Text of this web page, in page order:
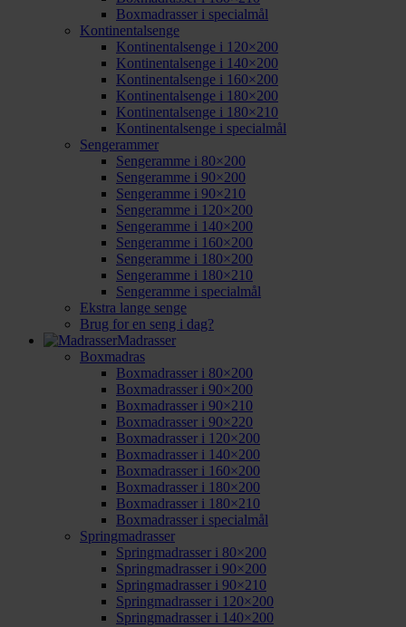
Boxmadrasser i specialmål
Kontinentalsenge
Kontinentalsenge i 120×200
Kontinentalsenge i 140×200
Kontinentalsenge i 160×200
Kontinentalsenge i 180×200
Kontinentalsenge i 180×210
Kontinentalsenge i specialmål
Sengerammer
Sengeramme i 80×200
Sengeramme i 90×200
Sengeramme i 90×210
Sengeramme i 120×200
Sengeramme i 140×200
Sengeramme i 160×200
Sengeramme i 180×200
Sengeramme i 180×210
Sengeramme i specialmål
Ekstra lange senge
Brug for en seng i dag?
Madrasser
Boxmadras
Boxmadrasser i 80×200
Boxmadrasser i 90×200
Boxmadrasser i 90×210
Boxmadrasser i 90×220
Boxmadrasser i 120×200
Boxmadrasser i 140×200
Boxmadrasser i 160×200
Boxmadrasser i 180×200
Boxmadrasser i 180×210
Boxmadrasser i specialmål
Springmadrasser
Springmadrasser i 80×200
Springmadrasser i 90×200
Springmadrasser i 90×210
Springmadrasser i 120×200
Springmadrasser i 140×200